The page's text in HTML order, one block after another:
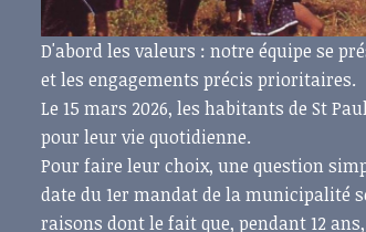
D'abord les valeurs : notre équipe se
et les engagements précis prioritaires.
Le 15 mars 2026, les habitants de St
pour leur vie quotidienne.
Pour faire leur choix, une question
date du 1er mandat de la municipalité
raisons dont le fait que, pendant 12